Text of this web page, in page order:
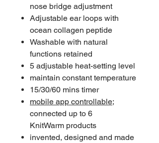
nose bridge adjustment
Adjustable ear loops with
ocean collagen peptide
Washable with natural
functions retained
5 adjustable heat-setting level
maintain constant temperature
15/30/60 mins timer
mobile app controllable;
connected up to 6
KnitWarm products
invented, designed and made